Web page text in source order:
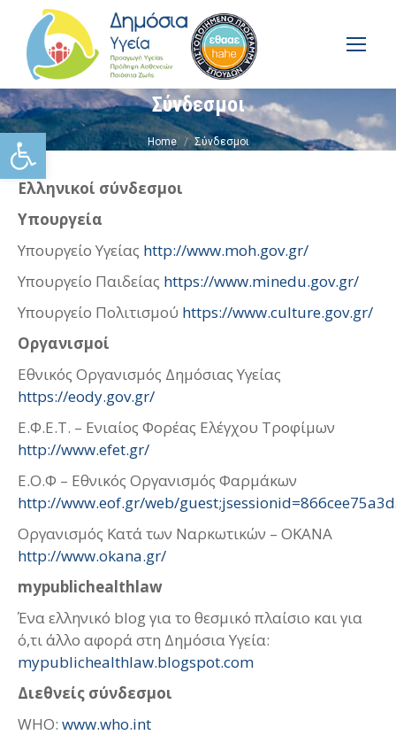
Ανοίξτε τη γραμμή
Σύνδεσμοι
You are here:
Home Σύνδεσμοι
Ελληνικοί σύνδεσμοι
Υπουργεία
Υπουργείο Υγείας http://www.moh.gov.gr/
Υπουργείο Παιδείας https://www.minedu.gov.gr/
Υπουργείο Πολιτισμού https://www.culture.gov.gr/
Οργανισμοί
Εθνικός Οργανισμός Δημόσιας Υγείας
https://eody.gov.gr/
Ε.Φ.Ε.Τ. – Ενιαίος Φορέας Ελέγχου Τροφίμων
http://www.efet.gr/
Ε.Ο.Φ – Εθνικός Οργανισμός Φαρμάκων
http://www.eof.gr/web/
Οργανισμός Κατά των Ναρκωτικών – ΟΚΑΝΑ
http://www.okana.gr/
mypublichealthlaw
Ένα ελληνικό blog για το θεσμικό πλαίσιο και για
ό,τι άλλο αφορά στη Δημόσια Υγεία:
mypublichealthlaw.blogspot.com
Διεθνείς σύνδεσμοι
WHO: www.who.int